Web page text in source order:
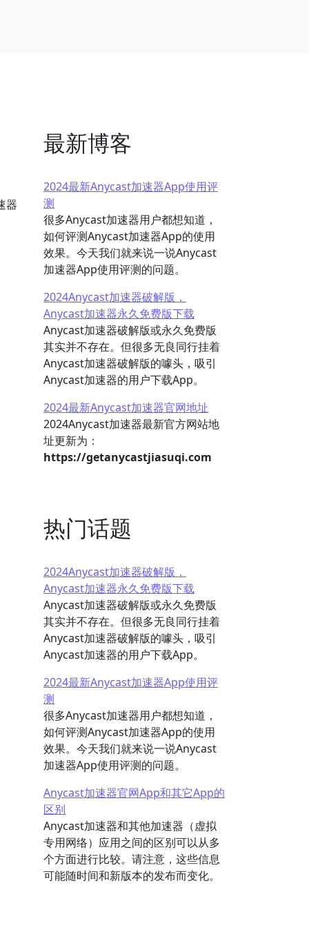
器
最新博客
2024最新Anycast加速器App使用评
测
很多Anycast加速器用户都想知道，
如何评测Anycast加速器App的使用
效果。今天我们就来说一说Anycast
加速器App使用评测的问题。
2024Anycast加速器破解版，
Anycast加速器永久免费版下载
Anycast加速器破解版或永久免费版
其实并不存在。但很多无良同行挂着
Anycast加速器破解版的噱头，吸引
Anycast加速器的用户下载App。
2024最新Anycast加速器官网地址
2024Anycast加速器最新官方网站地
址更新为：
https://getanycastjiasuqi.com
热门话题
2024Anycast加速器破解版，
Anycast加速器永久免费版下载
Anycast加速器破解版或永久免费版
其实并不存在。但很多无良同行挂着
Anycast加速器破解版的噱头，吸引
Anycast加速器的用户下载App。
2024最新Anycast加速器App使用评
测
很多Anycast加速器用户都想知道，
如何评测Anycast加速器App的使用
效果。今天我们就来说一说Anycast
加速器App使用评测的问题。
Anycast加速器官网App和其它App的
区别
Anycast加速器和其他加速器（虚拟
专用网络）应用之间的区别可以从多
个方面进行比较。请注意，这些信息
可能随时间和新版本的发布而变化。